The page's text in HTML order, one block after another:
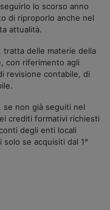
lo scorso anno
di riproporlo anche nel
attualità.
tratta delle materie della
con riferimento agli
revisione contabile, di
se non già seguiti nel
crediti formativi richiesti
degli enti locali
solo se acquisiti dal 1°